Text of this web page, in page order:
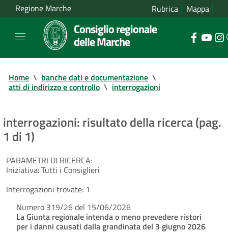
Regione Marche Rubrica Mappa
Consiglio regionale
delle Marche
Home \ banche dati e documentazione \
atti di indirizzo e controllo \ interrogazioni
interrogazioni: risultato della ricerca (pag.
1 di 1)
PARAMETRI DI RICERCA:
Iniziativa:Tutti i Consiglieri
Interrogazioni trovate: 1
Numero 319/26 del 15/06/2026
La Giunta regionale intenda o meno prevedere ristori
per i danni causati dalla grandinata del 3 giugno 2026